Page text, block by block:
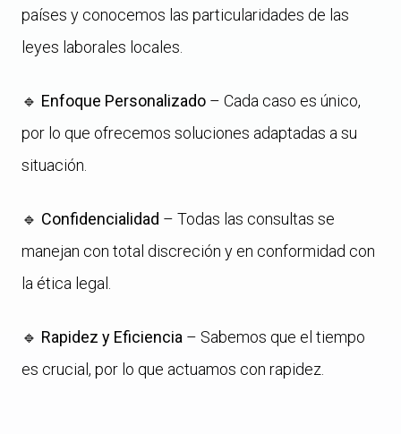
países y conocemos las particularidades de las
leyes laborales locales.
🔹 Enfoque Personalizado – Cada caso es único,
por lo que ofrecemos soluciones adaptadas a su
situación.
🔹 Confidencialidad – Todas las consultas se
manejan con total discreción y en conformidad con
la ética legal.
🔹 Rapidez y Eficiencia – Sabemos que el tiempo
es crucial, por lo que actuamos con rapidez.